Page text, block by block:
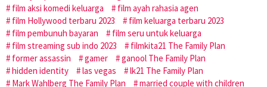
film aksi komedi keluarga
film ayah rahasia agen
film Hollywood terbaru 2023
film keluarga terbaru 2023
film pembunuh bayaran
film seru untuk keluarga
film streaming sub indo 2023
filmkita21 The Family Plan
former assassin
gamer
ganool The Family Plan
hidden identity
las vegas
lk21 The Family Plan
Mark Wahlberg The Family Plan
married couple with children